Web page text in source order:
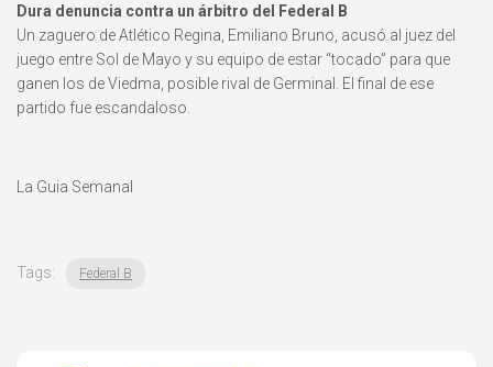
Dura denuncia contra un árbitro del Federal B
Un zaguero de Atlético Regina, Emiliano Bruno, acusó al juez del
juego entre Sol de Mayo y su equipo de estar “tocado” para que
ganen los de Viedma, posible rival de Germinal. El final de ese
partido fue escandaloso.
La Guia Semanal
Tags: Federal B